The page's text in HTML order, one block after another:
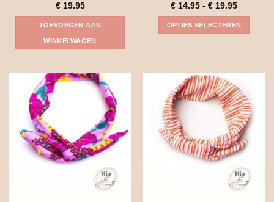
€19.95
TOEVOEGEN AAN
WINKELWAGEN
€ 14.95 - € 19.95
tot
€ 19.95
OPTIES SELECTEREN
meerdere
variaties.
Deze
gekozen
worden
productpagina